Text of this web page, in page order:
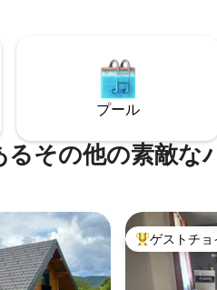
つスルニの旧
チェの洞窟からは
プール
その他の素敵な
です。 大好評のゲス
ゲストチョ